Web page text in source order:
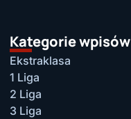
Kategorie wpisów
Ekstraklasa
1 Liga
2 Liga
3 Liga